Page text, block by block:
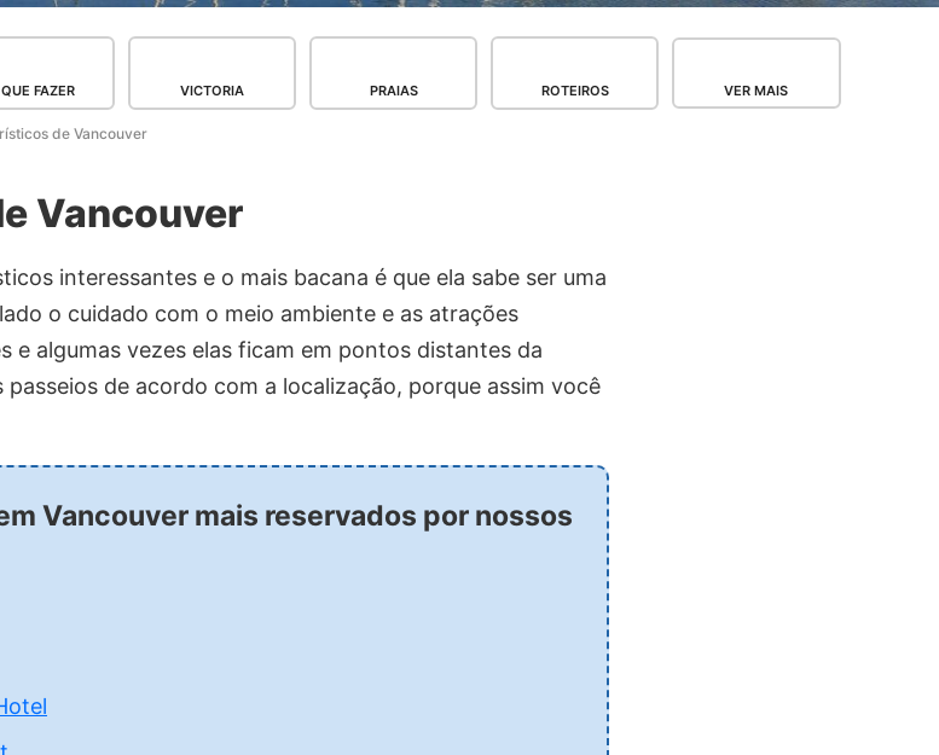
FAZER VICTORIA PRAIAS ROTEIROS VER MAIS
de Vancouver
Vancouver
interessantes e o mais bacana é que ela sabe ser uma
o cuidado com o meio ambiente e as atrações
e algumas vezes elas ficam em pontos distantes da
de acordo com a localização, porque assim você
Vancouver mais reservados por nossos